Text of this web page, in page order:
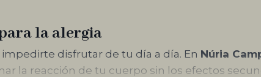
la alergia
disfrutar de tu día a día. En Núria
la reacción de tu cuerpo sin los efectos